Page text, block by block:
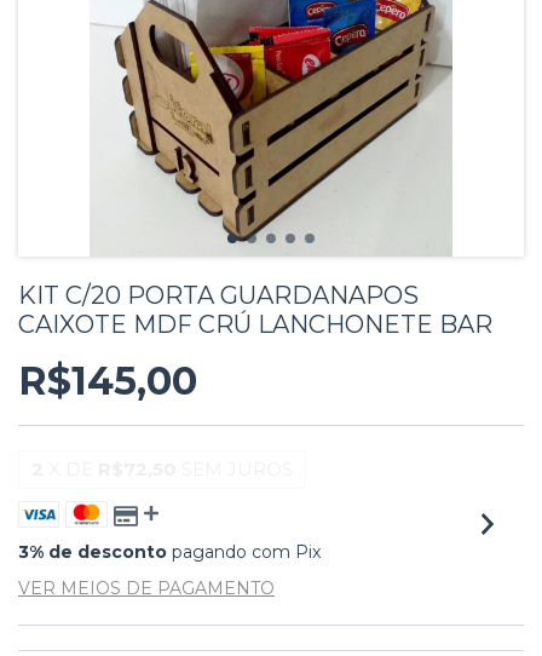
KIT C/20 PORTA GUARDANAPOS
CAIXOTE MDF CRÚ LANCHONETE BAR
R$145,00
3% de desconto pagando com Pix
VER MEIOS DE PAGAMENTO